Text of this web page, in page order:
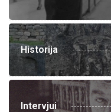
Historija
Intervjui